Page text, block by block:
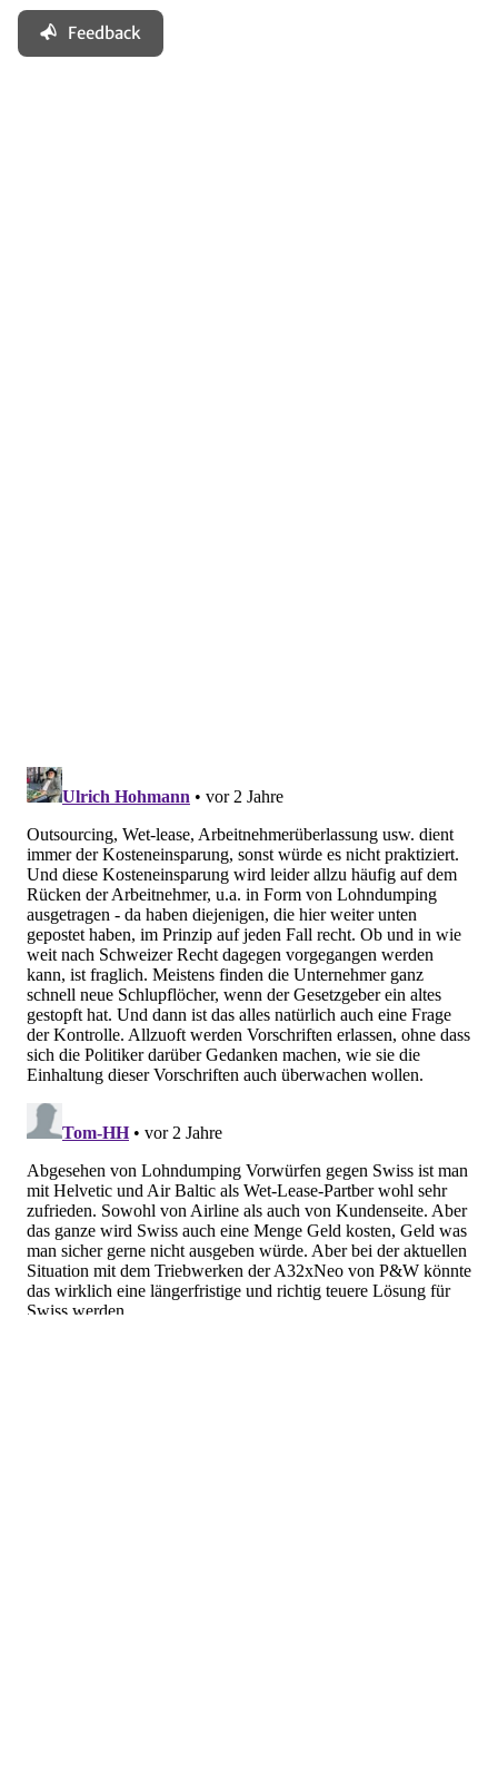
Feedback